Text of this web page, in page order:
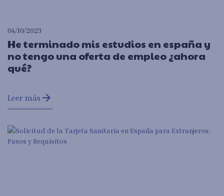
04/10/2023
He terminado mis estudios en españa y
no tengo una oferta de empleo ¿ahora
qué?
Leer más arrow_forward